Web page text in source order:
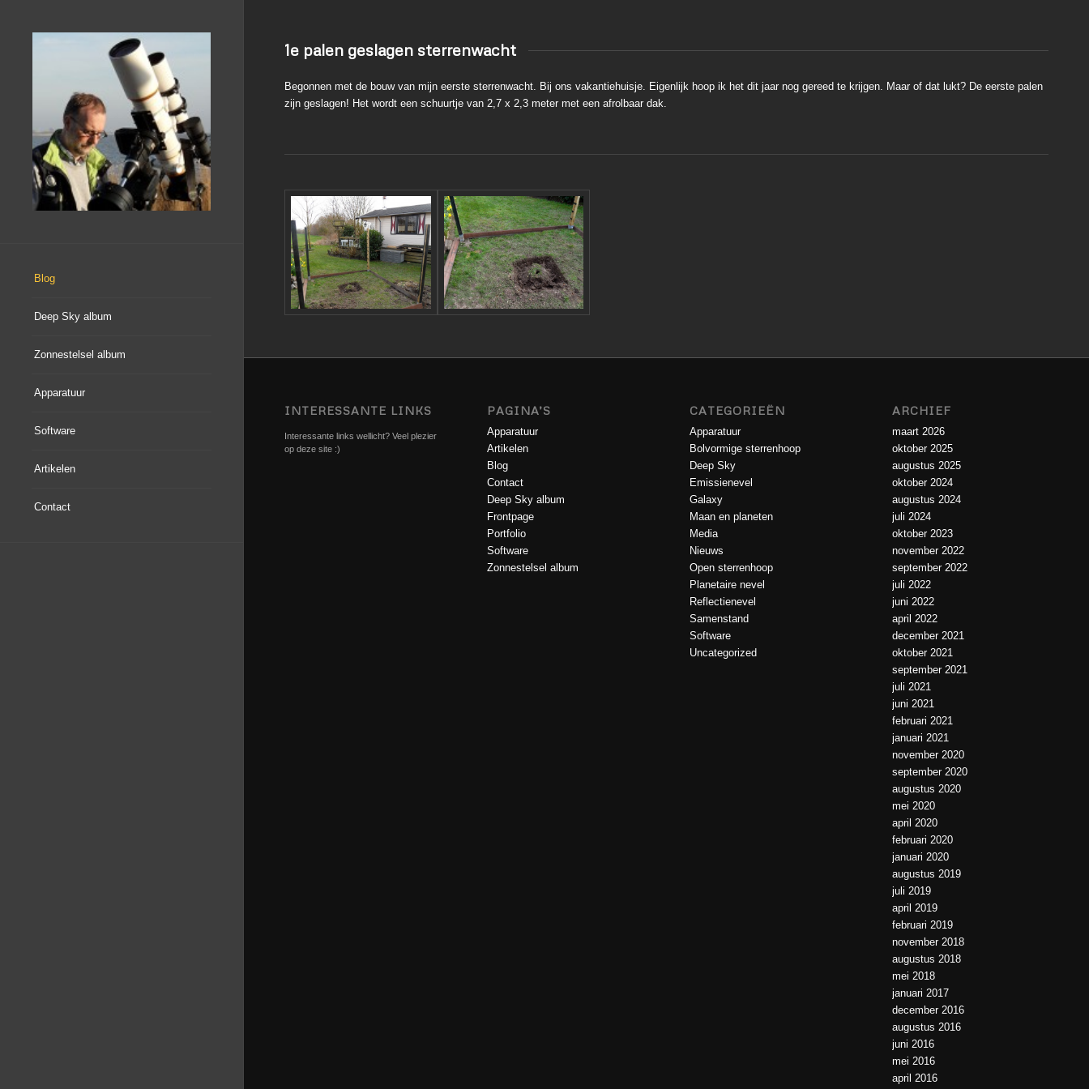
Blog
Deep Sky album
Zonnestelsel album
Apparatuur
Software
Artikelen
Contact
1e palen geslagen sterrenwacht
Begonnen met de bouw van mijn eerste sterrenwacht. Bij ons vakantiehuisje. Eigenlijk hoop ik het dit jaar nog gereed te krijgen. Maar of dat lukt? De eerste palen
zijn geslagen! Het wordt een schuurtje van 2,7 x 2,3 meter met een afrolbaar dak.
INTERESSANTE LINKS
Interessante links wellicht? Veel plezier
op deze site :)
PAGINA’S
Apparatuur
Artikelen
Blog
Contact
Deep Sky album
Frontpage
Portfolio
Software
Zonnestelsel album
CATEGORIEËN
Apparatuur
Bolvormige sterrenhoop
Deep Sky
Emissienevel
Galaxy
Maan en planeten
Media
Nieuws
Open sterrenhoop
Planetaire nevel
Reflectienevel
Samenstand
Software
Uncategorized
ARCHIEF
maart 2026
oktober 2025
augustus 2025
oktober 2024
augustus 2024
juli 2024
oktober 2023
november 2022
september 2022
juli 2022
juni 2022
april 2022
december 2021
oktober 2021
september 2021
juli 2021
juni 2021
februari 2021
januari 2021
november 2020
september 2020
augustus 2020
mei 2020
april 2020
februari 2020
januari 2020
augustus 2019
juli 2019
april 2019
februari 2019
november 2018
augustus 2018
mei 2018
januari 2017
december 2016
augustus 2016
juni 2016
mei 2016
april 2016